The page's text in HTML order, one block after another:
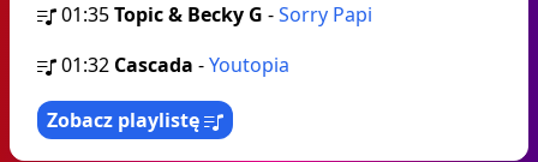
01:35Topic & Becky G -Sorry Papi
01:32 Cascada -Youtopia
Zobacz playlistę